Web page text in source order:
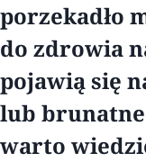
porzekadło
do zdrowia
pojawią się
lub
warto